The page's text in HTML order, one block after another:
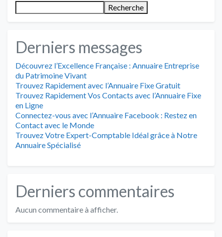
Recherche
Derniers messages
Découvrez l’Excellence Française : Annuaire Entreprise
du Patrimoine Vivant
Trouvez Rapidement avec l’Annuaire Fixe Gratuit
Trouvez Rapidement Vos Contacts avec l’Annuaire Fixe
en Ligne
Connectez-vous avec l’Annuaire Facebook : Restez en
Contact avec le Monde
Trouvez Votre Expert-Comptable Idéal grâce à Notre
Annuaire Spécialisé
Derniers commentaires
Aucun commentaire à afficher.